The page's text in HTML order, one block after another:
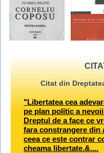
Citat din
"Libertatea cea
pe plan politic a
Dreptul de a face ce
fara constrangere din
ceea ce este contrar
cheama libertate.&....